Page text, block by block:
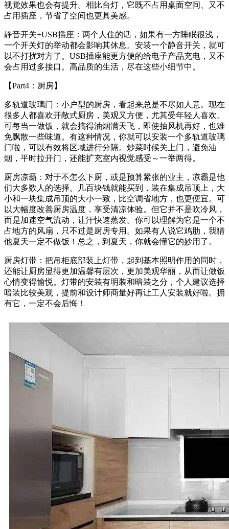
视觉效果也会有提升。相比台灯，它既不占用桌面空间、又不
占用插座，节省了空间也更具美感。
静音开关+USB插座：两个人住的话，如果有一方睡眠很浅，
一个开关灯的举动都会影响其休息。安装一个静音开关，就可
以不打扰对方了。USB插座能更方便的给电子产品充电，又不
会占用过多接口。高品质的生活，尽在这些小细节中。
【Part4：厨房】
多轨道玻璃门：小户型的厨房，看起来总是不尽如人意。现在
很多人都喜欢开敞式厨房，美观又方便，尤其受年轻人喜欢。
可每当一做饭，就会搞得油烟满天飞，即使抽风机再好，也难
免飘散一些味道。有这种情况，你就可以安装一个多轨道玻璃
门啦，可以有效将区域进行分隔。炒菜时候关上门，避免油
烟，平时拉开门，还能扩充室内视觉感受～一举两得。
厨房凉霸：对于不怎么下厨，或是预算紧张的业主，凉霸是他
们大多数人的选择。几百块钱就能买到，装在集成吊顶上，大
小和一块集成吊顶的大小一致，比空调省地方，也更便宜。可
以大幅度改善厨房温度，享受清凉体验。但它并不是吹冷风，
而是加速空气流动，让汗快速蒸发。你可以理解为它是一个不
占地方的风扇，只不过是厨房专用。如果有人说它鸡肋，我猜
他夏天一定不做饭！总之，到夏天，你就会懂它的妙用了。
厨房灯带：把吊柜底部装上灯带，起到基本照明作用的同时，
还能让厨房显得更加温馨有层次，更加美观华丽，从而让做饭
心情变得愉悦。灯带的安装有明装和暗装之分，个人建议选择
暗装比较美观，提前和设计师商量好再让工人安装就好啦。拥
有它，一定不会后悔！